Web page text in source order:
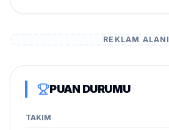
REKLAM ALANI
PUAN DURUMU
TAKIM